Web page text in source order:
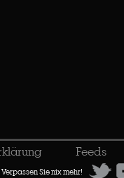
Feeds
Verpassen Sie nix mehr!